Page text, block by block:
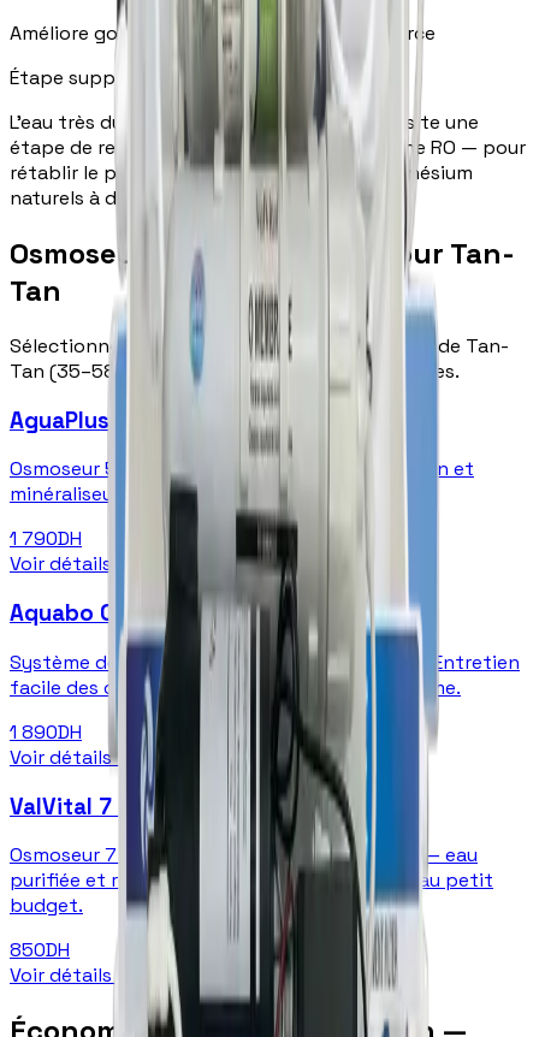
Améliore goût — eau proche de l'eau de source
Étape supplémentaire pour Tan-Tan
L'eau très dure de Tan-Tan (35–58°f) nécessite une
étape de reminéralisation après la membrane RO — pour
rétablir le pH et apporter le calcium et magnésium
naturels à des taux optimaux pour la santé.
Osmoseurs recommandés pour Tan-
Tan
Sélectionnés en fonction de la dureté de l'eau de Tan-
Tan (35–58°f). Livraison et installation gratuites.
AguaPlus Pompe
Osmoseur 5 étapes avec pompe haute pression et
minéraliseur. Élimine 99,9 % des contaminants.
1 790DH
Voir détails
Aquabo Open Case 6 étapes
Système de filtration 6 étapes design ouvert. Entretien
facile des cartouches — maintenance autonome.
1 890DH
Voir détails→
ValVital 7 étapes
Osmoseur 7 étapes compact et économique — eau
purifiée et reminéralisée. Le meilleur filtre à eau petit
budget.
850DH
Voir détails